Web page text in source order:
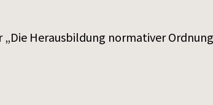
Herausbildung normativer